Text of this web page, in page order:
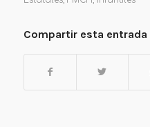
Compartir esta entrada